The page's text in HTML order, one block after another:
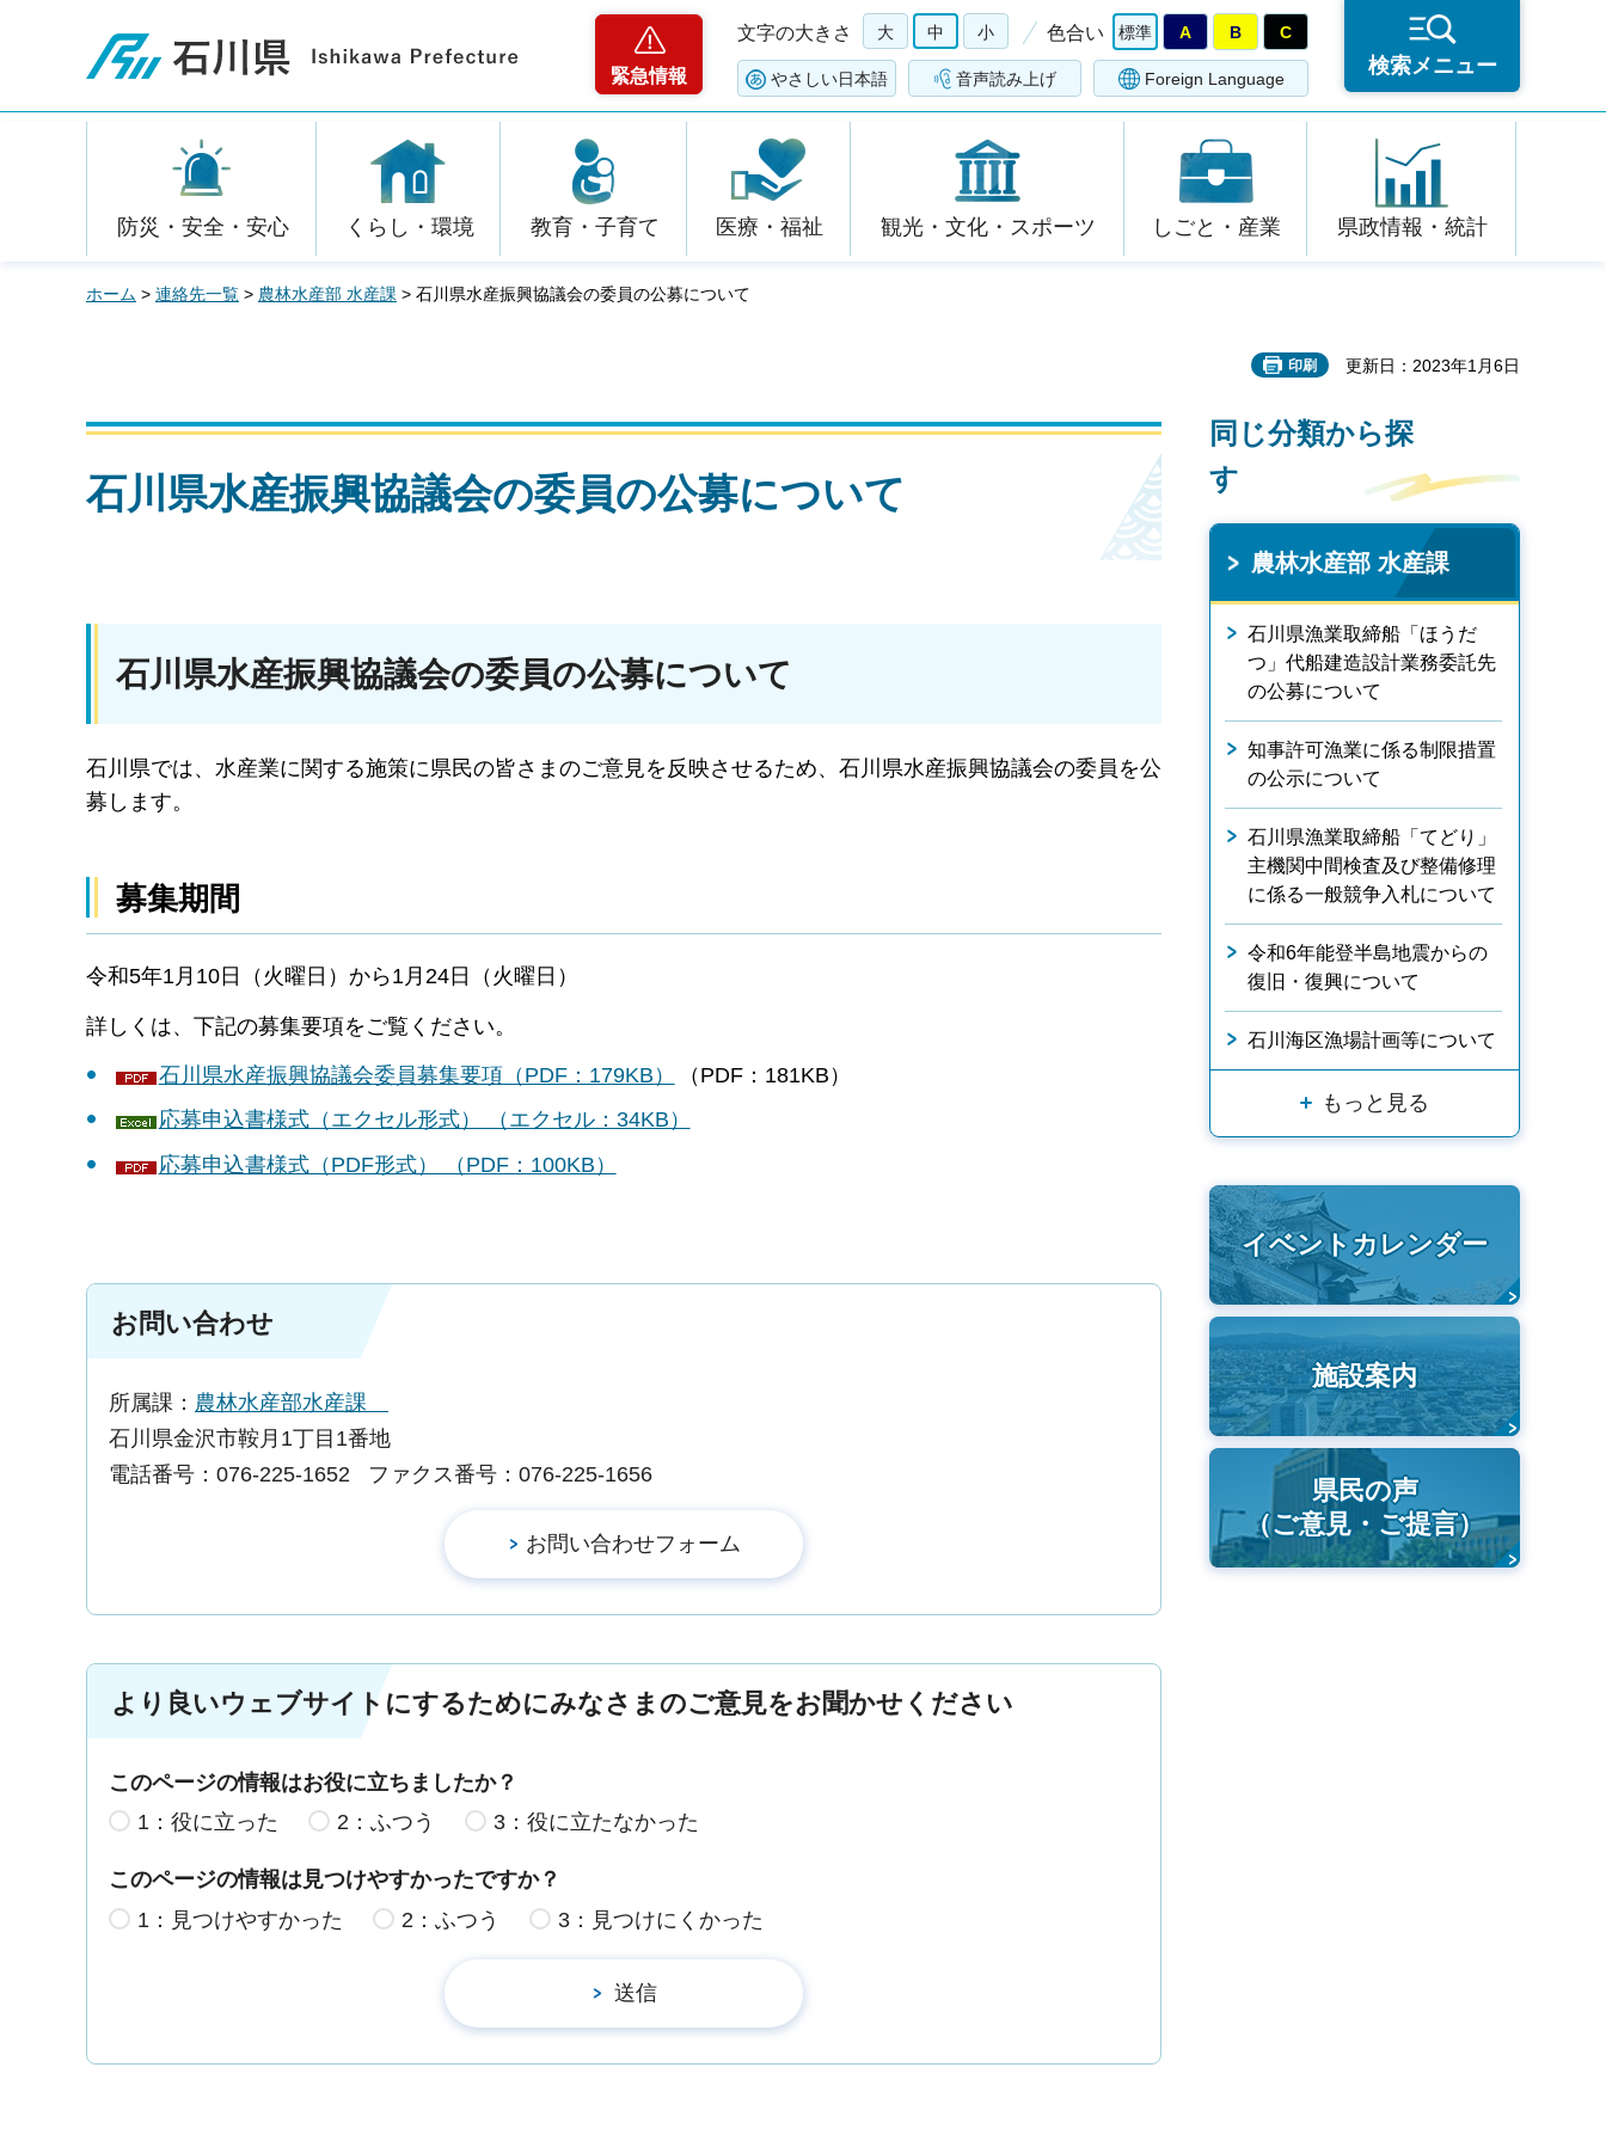
石川県
緊急情報
文字の大きさ 大 中 小 色合い 標準 A B C
やさしい日本語 音声読み上げ Foreign Language
検索メニュー
防災・安全・安心 くらし・環境 教育・子育て 医療・福祉 観光・文化・スポーツ しごと・産業 県政情報・統計
ホーム > 連絡先一覧 > 農林水産部 水産課 > 石川県水産振興協議会の委員の公募について
印刷 更新日：2023年1月6日
石川県水産振興協議会の委員の公募について
石川県水産振興協議会の委員の公募について
石川県では、水産業に関する施策に県民の皆さまのご意見を反映させるため、石川県水産振興協議会の委員を公
募します。
募集期間
令和5年1月10日（火曜日）から1月24日（火曜日）
詳しくは、下記の募集要項をご覧ください。
石川県水産振興協議会委員募集要項（PDF：179KB）
（PDF：181KB）
応募申込書様式（エクセル形式） （エクセル：34KB）
応募申込書様式（PDF形式） （PDF：100KB）
お問い合わせ
所属課： 農林水産部水産課
石川県金沢市鞍月1丁目1番地
電話番号：076-225-1652
ファクス番号：076-225-1656
より良いウェブサイトにするためにみなさまのご意見をお聞かせください
このページの情報はお役に立ちましたか？
1：役に立った
2：ふつう 3：役に立たなかった
このページの情報は見つけやすかったですか？
1：見つけやすかった
2：ふつう 3：見つけにくかった
同じ分類から探
す
農林水産部 水産課
石川県漁業取締船「ほうだ
つ」代船建造設計業務委託先
の公募について
知事許可漁業に係る制限措置
の公示について
石川県漁業取締船「てどり」
主機関中間検査及び整備修理
に係る一般競争入札について
令和6年能登半島地震からの
復旧・復興について
石川海区漁場計画等について
もっと見る
イベントカレンダー
施設案内
県民の声
（ご意見・ご提言）